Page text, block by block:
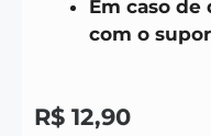
Em caso
com o
R$ 12,90